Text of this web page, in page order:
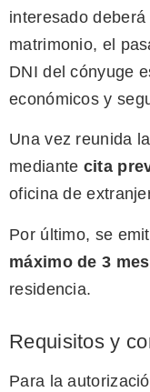
interesado
matrimonio, el
DNI del cónyuge
económicos y
Una vez reunida
mediante cita
oficina de
Por último, se
máximo de 3
residencia.
Requisitos y
Para la